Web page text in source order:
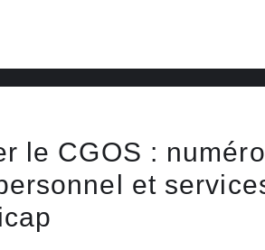
le CGOS :
et